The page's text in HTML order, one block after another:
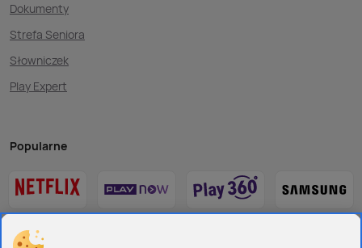
Dokumenty
Strefa Seniora
Słowniczek
Play Expert
Popularne